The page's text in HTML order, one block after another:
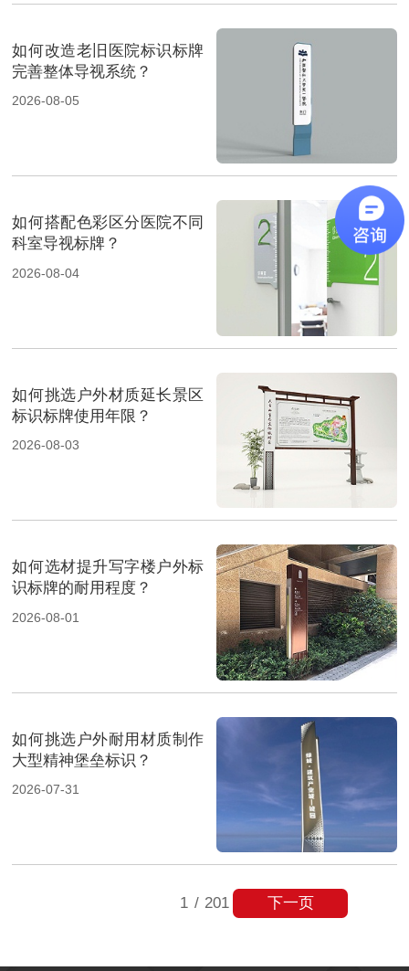
如何改造老旧医院标识标牌
完善整体导视系统？
2026-08-05
如何搭配色彩区分医院不同
科室导视标牌？
2026-08-04
如何挑选户外材质延长景区
标识标牌使用年限？
2026-08-03
如何选材提升写字楼户外标
识标牌的耐用程度？
2026-08-01
如何挑选户外耐用材质制作
大型精神堡垒标识？
2026-07-31
1 / 201 下一页